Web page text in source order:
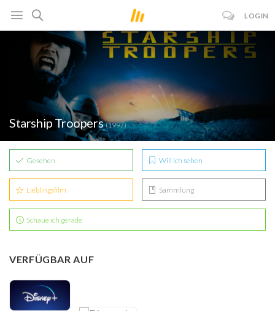
LOGIN
Starship Troopers(1997)
Gesehen Will ich sehen
Lieblingsfilm Sammlung
Schaue ich gerade
VERFÜGBAR AUF